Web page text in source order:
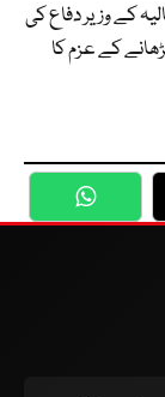
کے وزیر دفاع کی
کے عزم کا